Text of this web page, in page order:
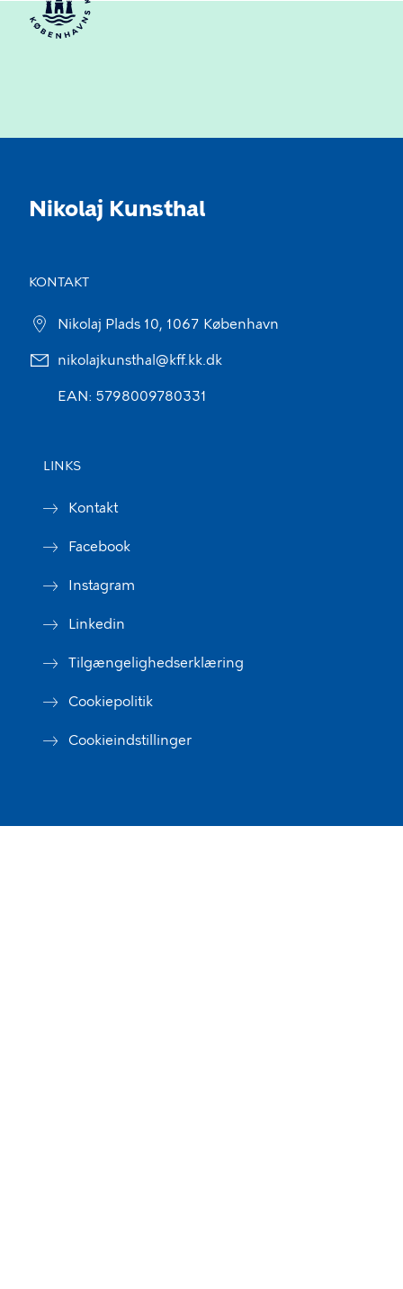
Nikolaj Kunsthal
KONTAKT
Nikolaj Plads 10, 1067 København
nikolajkunsthal@kff.kk.dk
EAN: 5798009780331
LINKS
Kontakt
Facebook
Instagram
Linkedin
Tilgængelighedserklæring
Cookiepolitik
Cookieindstillinger